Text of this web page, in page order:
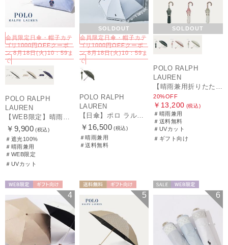
会員限定日傘・帽子カテ
ゴリ1000円OFFクーポ
ン 8月18日(火)10：59ま
で
POLO RALPH
LAUREN
【WEB限定】晴雨兼用折りたたみ日傘 ポロ ラルフ ローレン（POLO RALPH LAUREN）ワンポイントベア 遮光100 UV100
￥9,900 (税込)
＃遮光100%
＃晴雨兼用
＃WEB限定
＃UVカット
SOLDOUT
会員限定日傘・帽子カテ
ゴリ1000円OFFクーポ
ン 8月18日(火)10：59ま
で
POLO RALPH
LAUREN
【日傘】ポロ ラルフ ローレン(POLO RALPH LAUREN)エンブフリル 長傘 【公式ムーンバット】 遮光 遮熱 UV 晴雨兼用
￥16,500 (税込)
＃晴雨兼用
＃送料無料
SOLDOUT
POLO RALPH
LAUREN
【晴雨兼用折りたたみ日傘】ポロ ラルフ ローレン (POLO RALPH LAUREN) フローラル刺繍 遮光 遮熱 UV
20%OFF
￥13,200 (税込)
＃晴雨兼用
＃送料無料
＃UVカット
＃ギフト向け
ギフト向け
UNISEX
4
ギフト向け
WOMEN
5 6